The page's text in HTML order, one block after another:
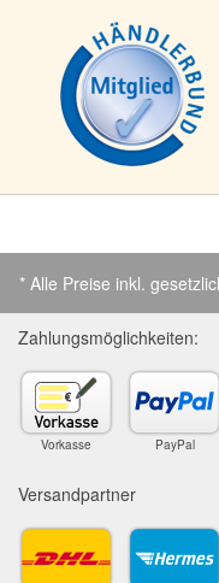
* Alle Preise inkl.
Zahlungsmöglichkeiten:
Vorkasse PayPal
Versandpartner